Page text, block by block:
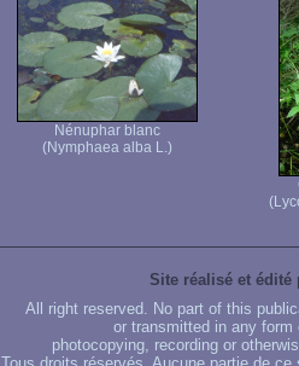
Nénuphar blanc
(Nymphaea alba L.)
Site réalisé et édité
All right reserved. No part of this
or transmitted in any
photocopying, recording or